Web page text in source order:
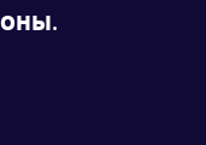
.